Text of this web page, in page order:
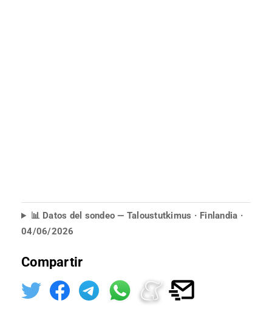
📊 Datos del sondeo — Taloustutkimus · Finlandia ·
04/06/2026
Compartir